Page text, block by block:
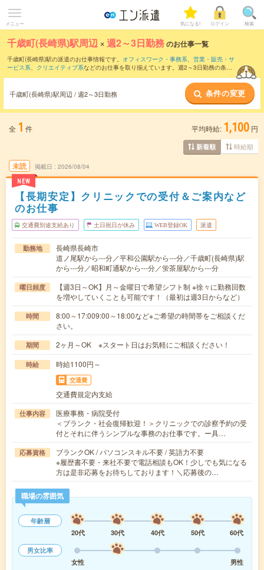
メニュー 気になる! ログイン 検索
千歳町(長崎県)駅周辺 ×週2～3日勤務のお仕事一覧
千歳町(長崎県)駅の派遣のお仕事情報です。 オフィスワーク・事務系、 営業・販売・サ
ービス系、 クリエイティブ系などのお仕事を取り揃えています。週2～3日勤務の条件
千歳町(長崎県)駅周辺 / 週2～3日勤務 条件の変更
全 1 件 平均時給: 1,100 円
新着順 時給順
未読
NEW
掲載日 2026/08/04
【長期安定】クリニックでの受付＆ご案内など
のお仕事
交通費別途支給あり 土日祝日が休み WEB登録OK 派遣
勤務地
長崎県長崎市
道ノ尾駅から---分／平和公園駅から---分／千歳町(長崎県)駅
から---分／昭和町通駅から---分／蛍茶屋駅から---分
曜日頻度
【週3日～OK】月～金曜日で希望シフト制 ※徐々に勤務回数
を増やしていくことも可能です！（最初は週3日からなど）
時間
8:00～17:009:00～18:00など※ご希望の時間帯をご相談くだ
さい。
期間 2ヶ月～OK ※スタート日はお気軽にご相談ください！
時給 時給1100円～
交通費
交通費規定内支給
仕事内容
医療事務・病院受付
＜ブランク・社会復帰歓迎！＞クリニックでの診察予約の受
付とそれに伴うシンプルな事務のお仕事です。ー具…
応募資格
ブランクOK / パソコンスキル不要 / 英語力不要
※履歴書不要・来社不要で電話相談もOK！少しでも気になる
方は是非応募をお待ちしております！＼応募後の…
職場の雰囲気
年齢層
20代
30代 40代 50代
60代
男女比率
女性
男性